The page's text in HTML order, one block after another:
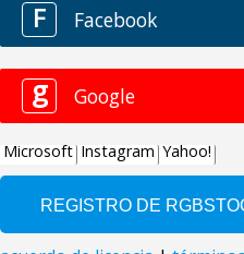
F Facebook
g Google
Microsoft Instagram Yahoo!